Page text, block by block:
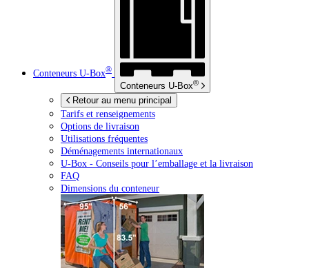
Conteneurs U-Box®
Conteneurs U-Box®
Retour au menu principal
Tarifs et renseignements
Options de livraison
Utilisations fréquentes
Déménagements internationaux
U-Box - Conseils pour l’emballage et la livraison
FAQ
Dimensions du conteneur